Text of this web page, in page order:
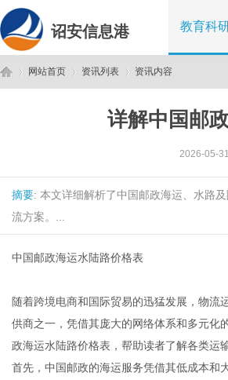
诏安信息港 教育科
网站首页 资讯列表 资讯内容
详解中国邮
2026-05-31
摘要: 本文详细解析了中国邮政海运、水路
流方案。...
中国邮政海运水陆路价格表
随着跨境电商和国际贸易的迅猛发展，物流
供商之一，凭借其庞大的网络体系和多元化
政海运水陆路价格表，帮助读者了解各类运
首先，中国邮政的海运服务凭借其低成本和